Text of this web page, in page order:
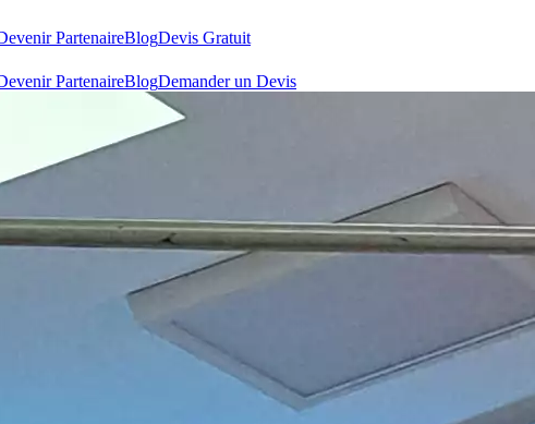
PartenaireBlogDevis Gratuit
PartenaireBlogDemander un Devis